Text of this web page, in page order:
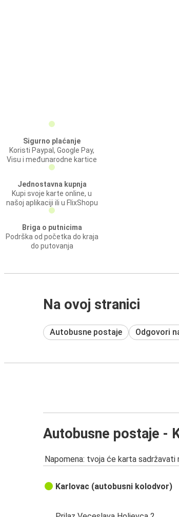
Sigurno plaćanje
Koristi Paypal, Google Pay,
Visu i međunarodne kartice
Jednostavna kupnja
Kupi svoje karte online, u
našoj aplikaciji ili u FlixShopu
Briga o putnicima
Podrška od početka do kraja
do putovanja
Na ovoj stranici
Autobusne postaje Odgovori
Autobusne postaje -
Napomena: tvoja će karta sadržavati
Karlovac (autobusni kolodvor)